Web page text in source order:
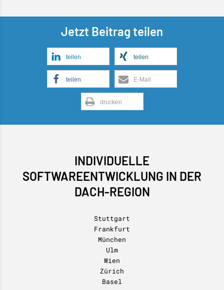
Jetzt Beitrag teilen
teilen teilen
teilen E-Mail
drucken
INDIVIDUELLE
SOFTWAREENTWICKLUNG IN DER
DACH-REGION
Stuttgart
Frankfurt
München
Ulm
Wien
Zürich
Basel